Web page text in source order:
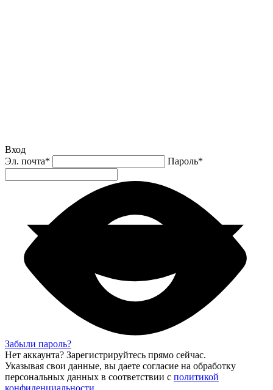
Вход
Эл. почта* Пароль*
Забыли пароль?
Нет аккаунта? Зарегистрируйтесь прямо сейчас.
Указывая свои данные, вы даете согласие на обработку
персональных данных в соответствии с политикой